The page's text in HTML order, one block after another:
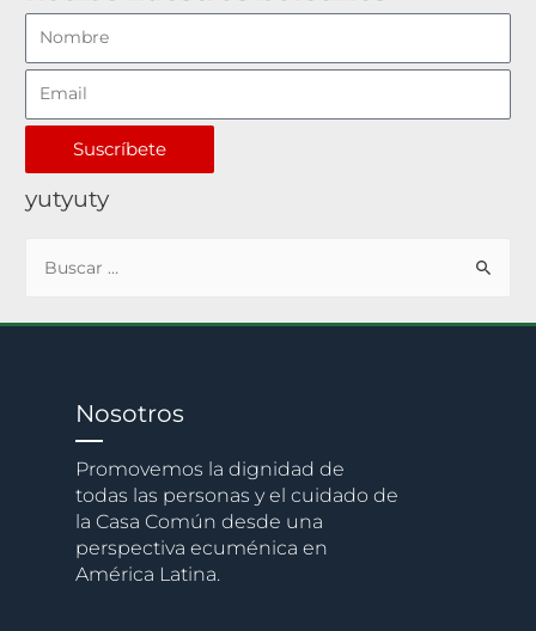
Suscríbete
yutyuty
Nosotros
Promovemos la dignidad de
todas las personas y el cuidado de
la Casa Común desde una
perspectiva ecuménica en
América Latina.